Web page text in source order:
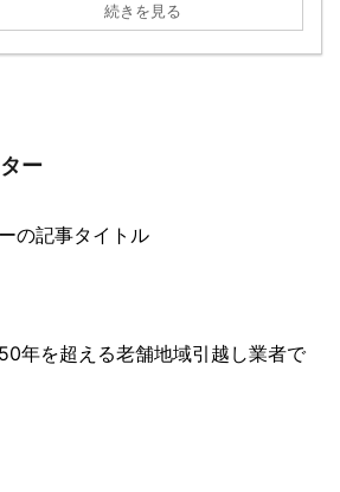
続きを見る
ー
年を超える老舗地域引越し業者で